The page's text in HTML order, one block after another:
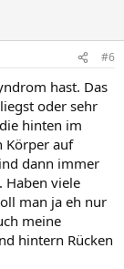
#6
hast. Das
oder sehr
hinten im
Körper auf
dann immer
Haben viele
man ja eh nur
meine
hintern Rücken